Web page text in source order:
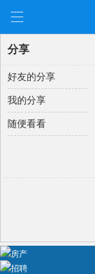
分享
好友的分享
我的分享
随便看看
房产
招聘